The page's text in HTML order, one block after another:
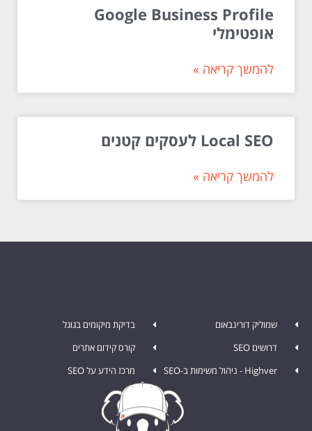
Google Business Profile
אופטימלי
להמשך קריאה »
Local SEO לעסקים קטנים
להמשך קריאה »
שמוליק דורינבאום
דרושים SEO
Highver - ניהול משימות ב-SEO
בדיקת מיקומים בגוגל
קורס קידום אתרים
מרכז הידע על SEO